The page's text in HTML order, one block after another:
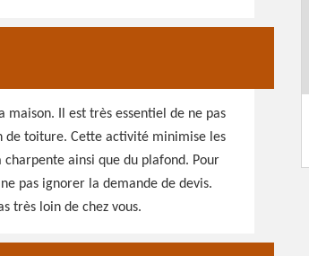
Il est très essentiel de ne pas
toiture. Cette activité minimise les
ainsi que du plafond. Pour
pas ignorer la demande de devis.
très loin de chez vous.